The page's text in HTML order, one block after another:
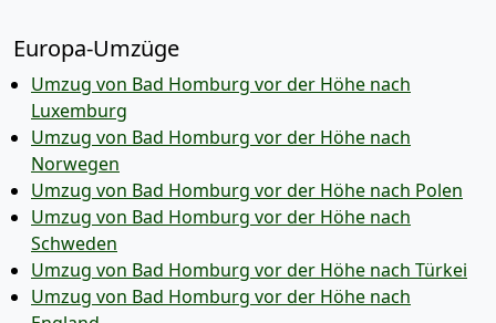
Europa-Umzüge
Umzug von Bad Homburg vor der Höhe nach
Luxemburg
Umzug von Bad Homburg vor der Höhe nach
Norwegen
Umzug von Bad Homburg vor der Höhe nach Polen
Umzug von Bad Homburg vor der Höhe nach
Schweden
Umzug von Bad Homburg vor der Höhe nach Türkei
Umzug von Bad Homburg vor der Höhe nach